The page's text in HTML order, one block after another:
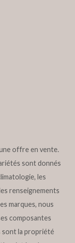
offre en vente.
sont donnés
les
renseignements
marques, nous
composantes
sont la propriété